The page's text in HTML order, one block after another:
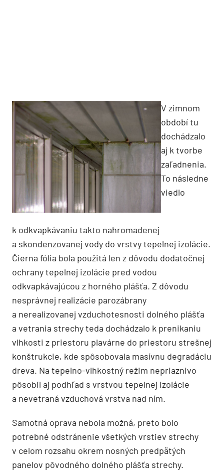
V zimnom
období tu
dochádzalo
aj k tvorbe
zaľadnenia.
To následne
viedlo
k odkvapkávaniu takto nahromadenej
a skondenzovanej vody do vrstvy tepelnej izolácie.
Čierna fólia bola použitá len z dôvodu dodatočnej
ochrany tepelnej izolácie pred vodou
odkvapkávajúcou z horného plášťa. Z dôvodu
nesprávnej realizácie parozábrany
a nerealizovanej vzduchotesnosti dolného plášťa
a vetrania strechy teda dochádzalo k prenikaniu
vlhkosti z priestoru plavárne do priestoru strešnej
konštrukcie, kde spôsobovala masívnu degradáciu
dreva. Na tepelno-vlhkostný režim nepriaznivo
pôsobil aj podhľad s vrstvou tepelnej izolácie
a nevetraná vzduchová vrstva nad ním.
Samotná oprava nebola možná, preto bolo
potrebné odstránenie všetkých vrstiev strechy
v celom rozsahu okrem nosných predpätých
panelov pôvodného dolného plášťa strechy.